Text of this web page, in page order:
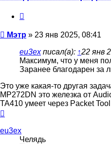
Сообщение
Мэтр » 23 янв 2025, 08:41
eu3exписал(а): ↑22 янв
Максимум, что у меня
Заранее благодарен за
Это уже какая-то другая
MP272DN это железка от
ТА410 умеет через Packet
началу
eu3ex
Челядь